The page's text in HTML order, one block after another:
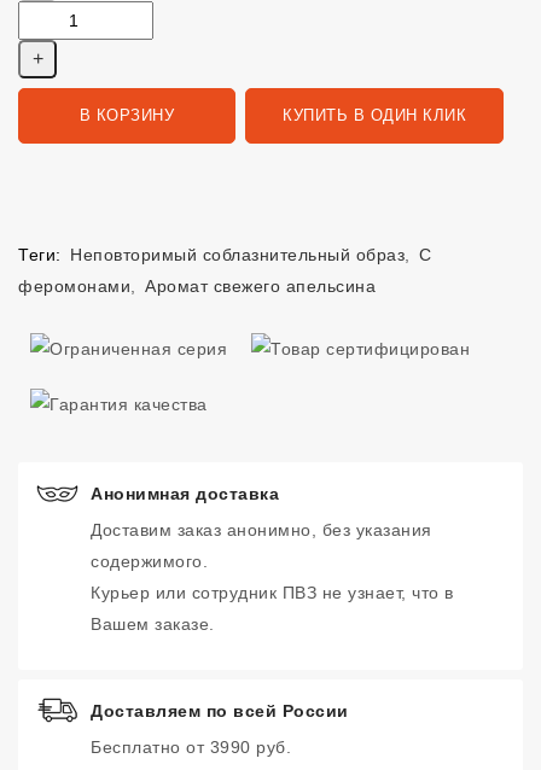
В КОРЗИНУ КУПИТЬ В ОДИН КЛИК
Теги: Неповторимый соблазнительный образ
С
феромонами
Аромат свежего апельсина
Анонимная доставка
Доставим заказ анонимно, без указания
содержимого.
Курьер или сотрудник ПВЗ не узнает, что в
Вашем заказе.
Доставляем по всей России
Бесплатно от 3990 руб.